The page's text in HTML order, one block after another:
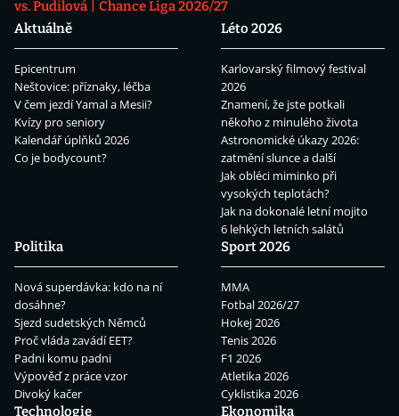
vs. Pudilová
Chance Liga 2026/27
Aktuálně
Epicentrum
Neštovice: příznaky, léčba
V čem jezdí Yamal a Mesii?
Kvízy pro seniory
Kalendář úplňků 2026
Co je bodycount?
Léto 2026
Karlovarský filmový festival
2026
Znamení, že jste potkali
někoho z minulého života
Astronomické úkazy 2026:
zatmění slunce a další
Jak obléci miminko při
vysokých teplotách?
Jak na dokonalé letní mojito
6 lehkých letních salátů
Politika
Nová superdávka: kdo na ní
dosáhne?
Sjezd sudetských Němců
Proč vláda zavádí EET?
Padni komu padni
Výpověď z práce vzor
Divoký kačer
Sport 2026
MMA
Fotbal 2026/27
Hokej 2026
Tenis 2026
F1 2026
Atletika 2026
Cyklistika 2026
Technologie
Ekonomika